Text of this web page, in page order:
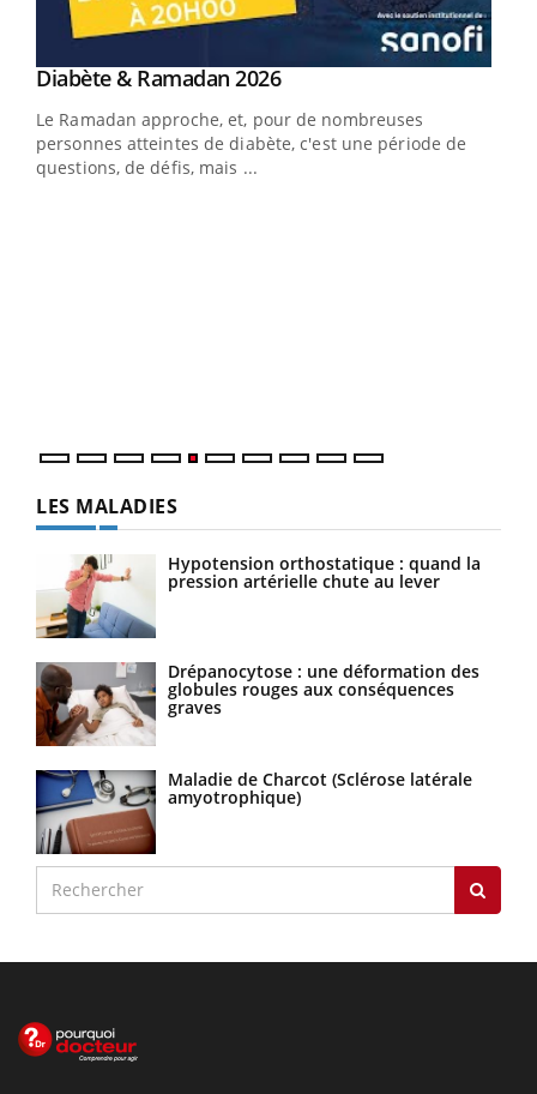
Youtube
Diabète & Ramadan 2026Youtube
Le Ramadan approche, et, pour de nombreuses
personnes atteintes de diabète, c'est une période de
questions, de défis, mais ...
LES MALADIES
Hypotension orthostatique : quand la
pression artérielle chute au lever
Drépanocytose : une déformation des
globules rouges aux conséquences
graves
Maladie de Charcot (Sclérose latérale
amyotrophique)